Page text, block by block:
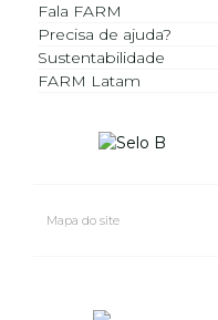
Fala FARM
Precisa de ajuda?
Sustentabilidade
FARM Latam
Mapa do site